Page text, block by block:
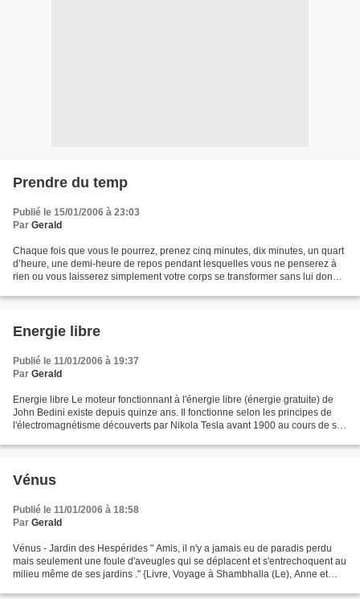
Prendre du temp
Publié le 15/01/2006 à 23:03
Par Gerald
Chaque fois que vous le pourrez, prenez cinq minutes, dix minutes, un quart
d’heure, une demi-heure de repos pendant lesquelles vous ne penserez à
rien ou vous laisserez simplement votre corps se transformer sans lui donner
Energie libre
Publié le 11/01/2006 à 19:37
Par Gerald
Energie libre Le moteur fonctionnant à l'énergie libre (énergie gratuite) de
John Bedini existe depuis quinze ans. Il fonctionne selon les principes de
l'électromagnétisme découverts par Nikola Tesla avant 1900 au cours de ses
Vénus
Publié le 11/01/2006 à 18:58
Par Gerald
Vénus - Jardin des Hespérides " Amis, il n'y a jamais eu de paradis perdu
mais seulement une foule d'aveugles qui se déplacent et s'entrechoquent au
milieu même de ses jardins ." {Livre, Voyage à Shambhalla (Le), Anne et